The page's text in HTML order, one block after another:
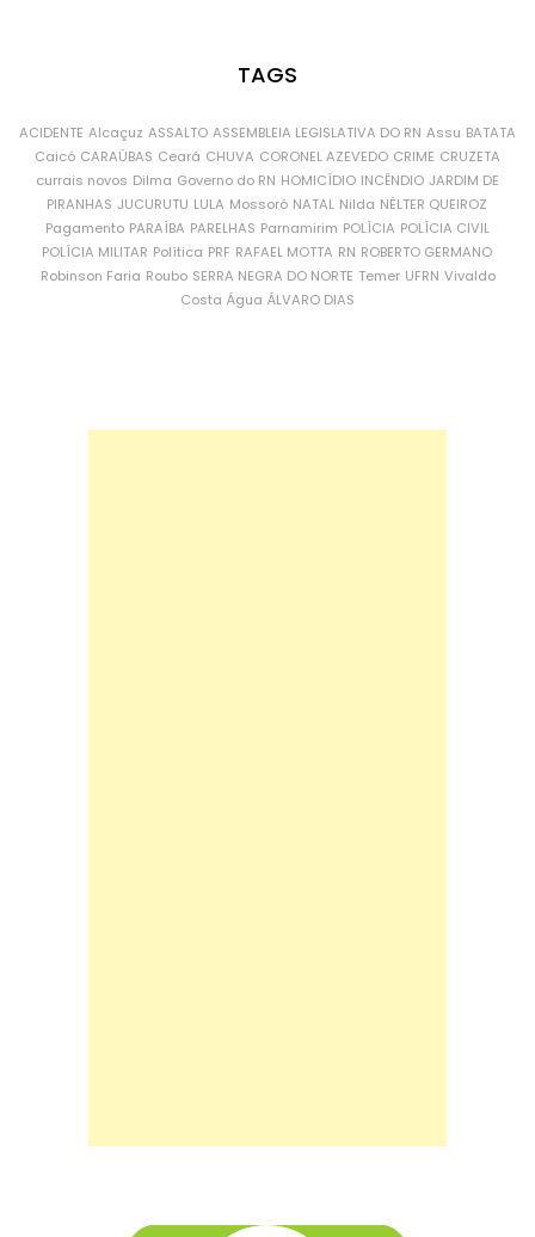
TAGS
ACIDENTE Alcaçuz ASSALTO ASSEMBLEIA LEGISLATIVA DO RN Assu BATATA
Caicó CARAÚBAS Ceará CHUVA CORONEL AZEVEDO CRIME CRUZETA
currais novos Dilma Governo do RN HOMICÍDIO INCÊNDIO JARDIM DE
PIRANHAS JUCURUTU LULA Mossoró NATAL Nilda NÉLTER QUEIROZ
Pagamento PARAÍBA PARELHAS Parnamirim POLÍCIA POLÍCIA CIVIL
POLÍCIA MILITAR Política PRF RAFAEL MOTTA RN ROBERTO GERMANO
Robinson Faria Roubo SERRA NEGRA DO NORTE Temer UFRN Vivaldo
Costa Água ÁLVARO DIAS